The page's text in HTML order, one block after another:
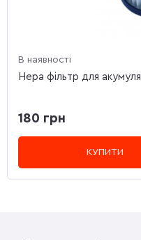
В наявності
Hepa фільтр для
180 грн
КУПИТИ